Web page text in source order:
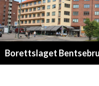
Borettslaget